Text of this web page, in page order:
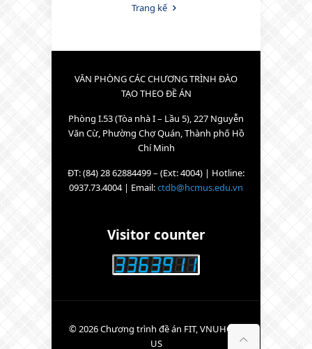
Trang kế
VĂN PHÒNG CÁC CHƯƠNG TRÌNH ĐÀO
TẠO THEO ĐỀ ÁN
Phòng I.53 (Tòa nhà I – Lầu 5), 227 Nguyễn
Văn Cừ, Phường Chợ Quán, Thành phố Hồ
Chí Minh
ĐT: (84) 28 62884499 – (Ext: 4004) | Hotline:
0937.73.4004 | Email:ctdb@hcmus.edu.vn
Visitor counter
© 2026 Chương trình đề án FIT, VNUHCM-
US